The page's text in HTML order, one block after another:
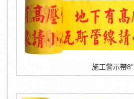
施工警示帶8"